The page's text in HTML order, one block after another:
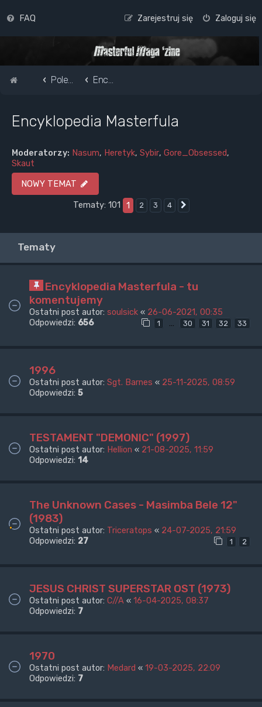
FAQ Zaloguj się
Zarejestruj się
Strona główna
Pole do popisu... Encyklopedia Masterfula
Encyklopedia Masterfula
Moderatorzy: Nasum, Heretyk, Sybir, Gore_Obsessed,
Skaut
NOWY TEMAT
Tematy: 101
1 2 3 4
Tematy
Encyklopedia Masterfula - tu
komentujemy
Ostatni post autor: soulsick « 26-06-2021, 00:35
Odpowiedzi: 656 1 … 30 31 32 33
1996
Ostatni post autor: Sgt. Barnes « 25-11-2025, 08:59
Odpowiedzi: 5
TESTAMENT "DEMONIC" (1997)
Ostatni post autor: Hellion « 21-08-2025, 11:59
Odpowiedzi: 14
The Unknown Cases - Masimba Bele 12"
(1983)
Ostatni post autor: Triceratops « 24-07-2025, 21:59
Odpowiedzi: 27 1 2
JESUS CHRIST SUPERSTAR OST (1973)
Ostatni post autor: C//A « 16-04-2025, 08:37
Odpowiedzi: 7
1970
Ostatni post autor: Medard « 19-03-2025, 22:09
Odpowiedzi: 7